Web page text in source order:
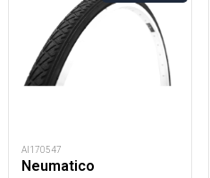
AI170547
Neumatico